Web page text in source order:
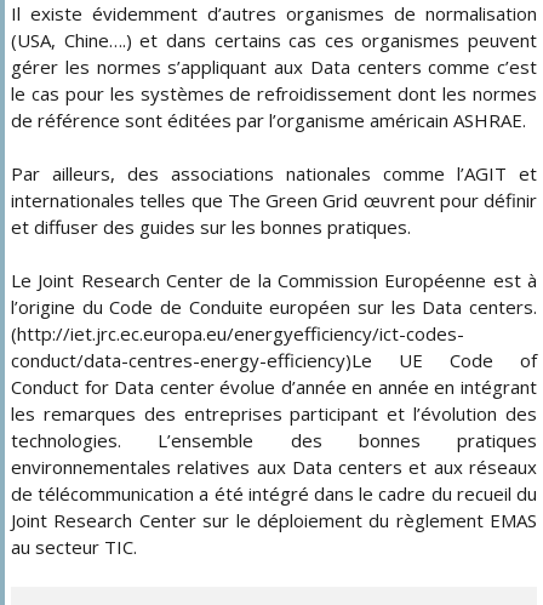
Il existe évidemment d’autres organismes de normalisation
(USA, Chine….) et dans certains cas ces organismes peuvent
gérer les normes s’appliquant aux Data centers comme c’est
le cas pour les systèmes de refroidissement dont les normes
de référence sont éditées par l’organisme américain ASHRAE.
Par ailleurs, des associations nationales comme l’AGIT et
internationales telles que The Green Grid œuvrent pour définir
et diffuser des guides sur les bonnes pratiques.
Le Joint Research Center de la Commission Européenne est à
l’origine du Code de Conduite européen sur les Data centers.
(http://iet.jrc.ec.europa.eu/energyefficiency/ict-codes-
conduct/data-centres-energy-efficiency)Le UE Code of
Conduct for Data center évolue d’année en année en intégrant
les remarques des entreprises participant et l’évolution des
technologies. L’ensemble des bonnes pratiques
environnementales relatives aux Data centers et aux réseaux
de télécommunication a été intégré dans le cadre du recueil du
Joint Research Center sur le déploiement du règlement EMAS
au secteur TIC.